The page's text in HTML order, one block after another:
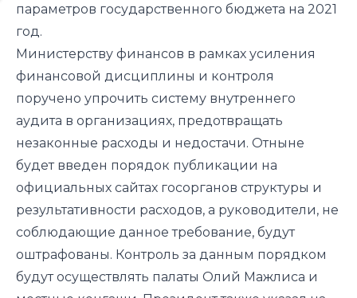
параметров государственного бюджета на 2021
год.
Министерству финансов в рамках усиления
финансовой дисциплины и контроля
поручено упрочить систему внутреннего
аудита в организациях, предотвращать
незаконные расходы и недостачи. Отныне
будет введен порядок публикации на
официальных сайтах госорганов структуры и
результативности расходов, а руководители, не
соблюдающие данное требование, будут
оштрафованы. Контроль за данным порядком
будут осуществлять палаты Олий Мажлиса и